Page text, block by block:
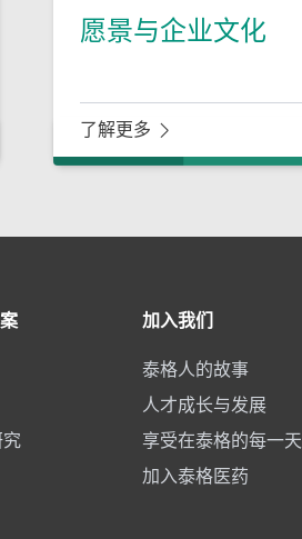
愿景与企业文化
了解更多
加入我们
泰格人的故事
人才成长与发展
享受在泰格的每一天
加入泰格医药